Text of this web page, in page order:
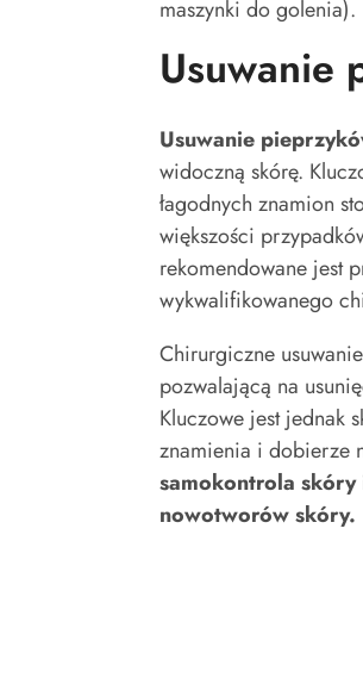
maszynki do golenia).
Usuwanie
Usuwanie
widoczną skórę.
łagodnych znamion
większości
rekomendowane jest
wykwalifikowanego
Chirurgiczne
pozwalającą na
Kluczowe jest jednak
znamienia i dobierze
samokontrola
nowotworów skóry.